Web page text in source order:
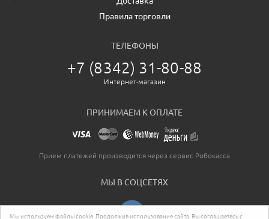
Мы используем файлы cookie. Продолжив использование сайта, Вы соглашаетесь с
Правила торговли
ТЕЛЕФОНЫ
+7 (8342) 31-80-88
Интернет-магазин
ПРИНИМАЕМ К ОПЛАТЕ
Прием платежей производится через сервис Робокасса
МЫ В СОЦСЕТЯХ